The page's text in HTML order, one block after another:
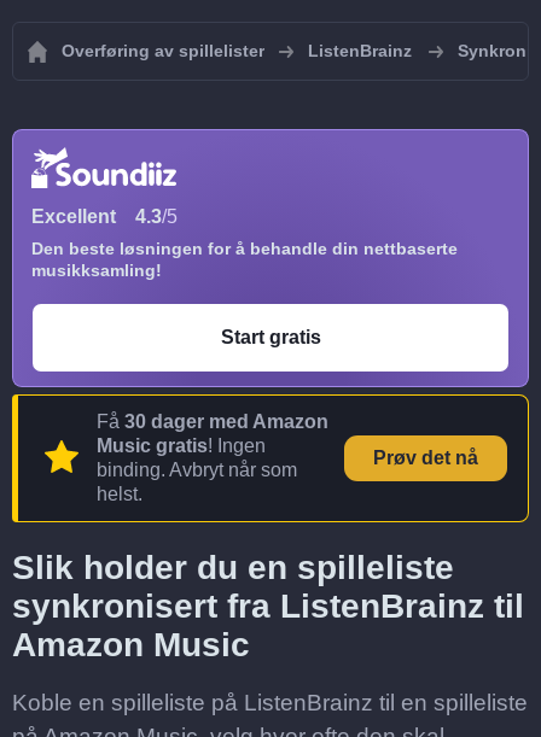
Overføring av spillelister ListenBrainz
Excellent 4.3/5
Den beste løsningen for å behandle din nettbaserte
musikksamling!
Start gratis
Få 30 dager med Amazon
Music gratis! Ingen
binding. Avbryt når som
helst.
Prøv det nå
Slik holder du en spilleliste
synkronisert fra ListenBrainz til
Amazon Music
Koble en spilleliste på ListenBrainz til en spilleliste